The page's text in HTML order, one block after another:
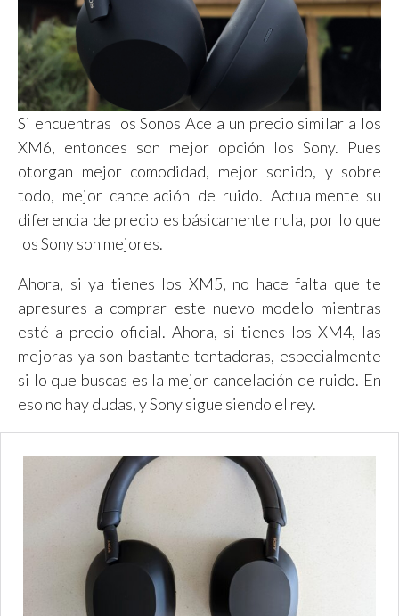
Si encuentras los Sonos Ace a un precio similar a los
XM6, entonces son mejor opción los Sony. Pues
otorgan mejor comodidad, mejor sonido, y sobre
todo, mejor cancelación de ruido. Actualmente su
diferencia de precio es básicamente nula, por lo que
los Sony son mejores.
Ahora, si ya tienes los XM5, no hace falta que te
apresures a comprar este nuevo modelo mientras
esté a precio oficial. Ahora, si tienes los XM4, las
mejoras ya son bastante tentadoras, especialmente
si lo que buscas es la mejor cancelación de ruido. En
eso no hay dudas, y Sony sigue siendo el rey.